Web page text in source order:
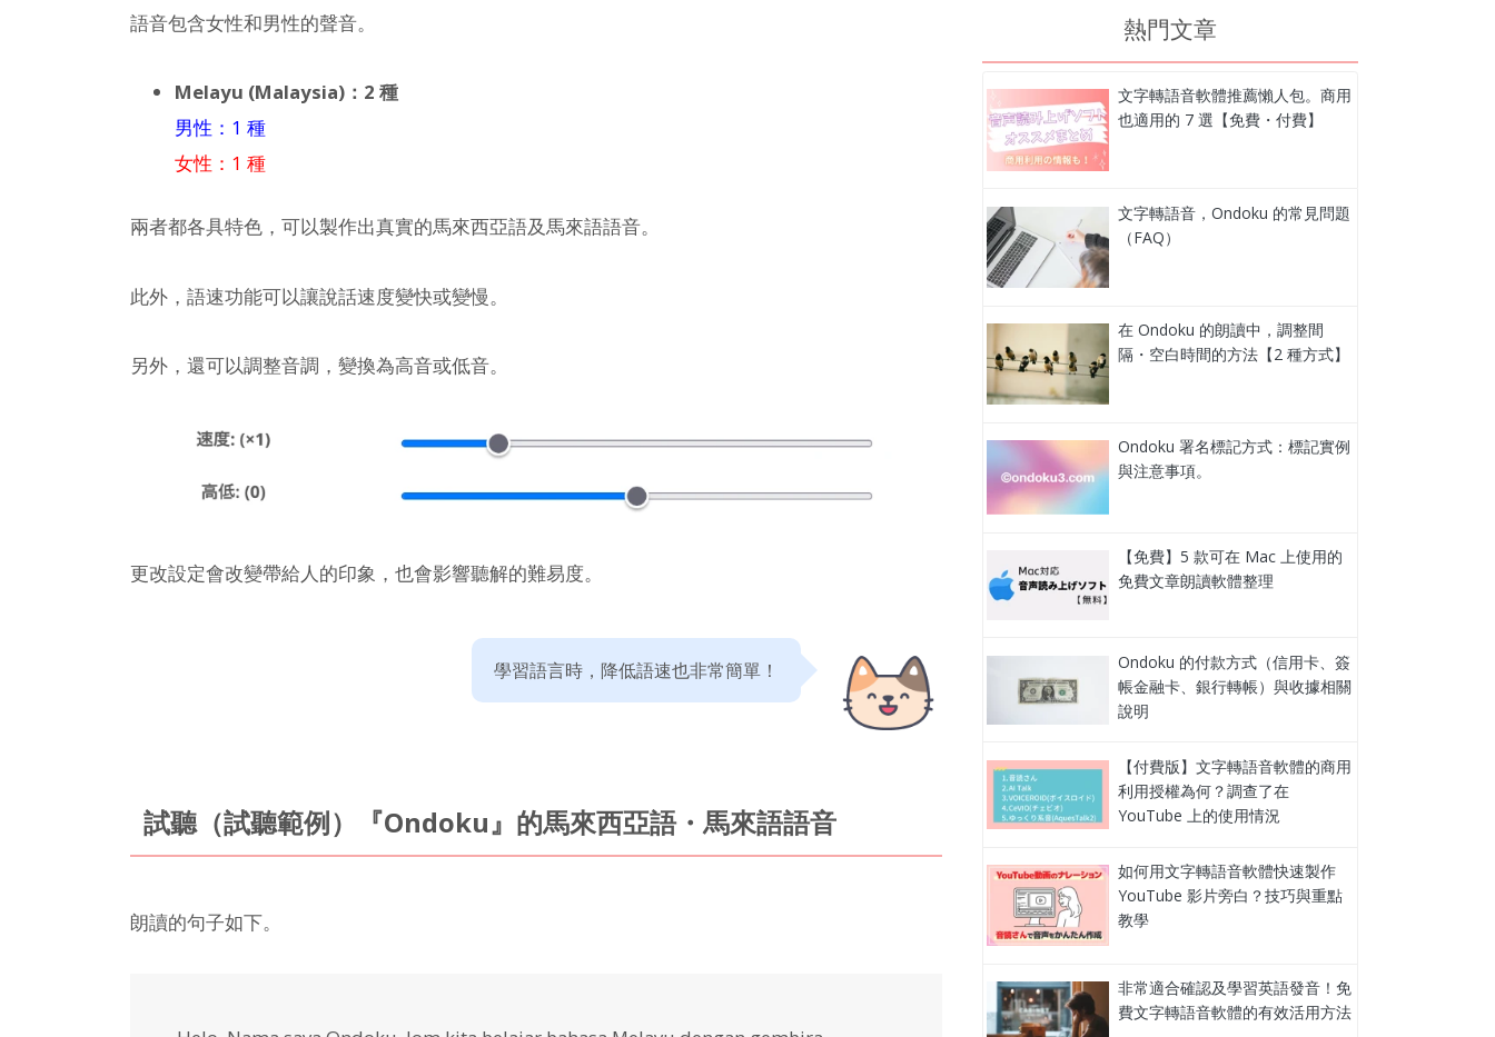
語音包含女性和男性的聲音。
Melayu (Malaysia)：2 種
男性：1 種
女性：1 種
兩者都各具特色，可以製作出真實的馬來西亞語及馬來語語音。
此外，語速功能可以讓說話速度變快或變慢。
另外，還可以調整音調，變換為高音或低音。
更改設定會改變帶給人的印象，也會影響聽解的難易度。
學習語言時，降低語速也非常簡單！
試聽（試聽範例）『Ondoku』的馬來西亞語・馬來語語音
朗讀的句子如下。
熱門文章
文字轉語音軟體推薦懶人包。商用
也適用的 7 選【免費・付費】
文字轉語音，Ondoku 的常見問題
（FAQ）
在 Ondoku 的朗讀中，調整間
隔・空白時間的方法【2 種方式】
Ondoku 署名標記方式：標記實例
與注意事項。
【免費】5 款可在 Mac 上使用的
免費文章朗讀軟體整理
Ondoku 的付款方式（信用卡、簽
帳金融卡、銀行轉帳）與收據相關
說明
【付費版】文字轉語音軟體的商用
利用授權為何？調查了在
YouTube 上的使用情況
如何用文字轉語音軟體快速製作
YouTube 影片旁白？技巧與重點
教學
非常適合確認及學習英語發音！免
費文字轉語音軟體的有效活用方法